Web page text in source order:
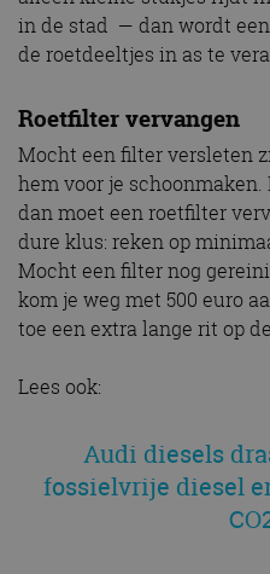
in de stad — dan wordt
de roetdeeltjes in as te
Roetfilter vervangen
Mocht een filter versleten
hem voor je
dan moet een roetfilter
dure klus: reken op
Mocht een filter nog
kom je weg met 500 euro
toe een extra lange rit op
Lees ook:
Audi diesels
fossielvrije diesel